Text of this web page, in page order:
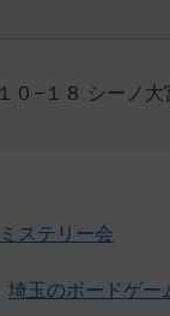
０−１８ シーノ
ステリー会
埼玉のボードゲー